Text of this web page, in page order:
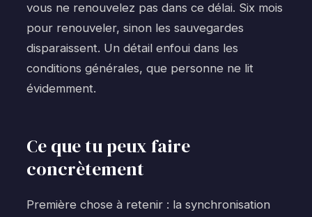
vous ne renouvelez pas dans ce délai. Six mois
pour renouveler, sinon les sauvegardes
disparaissent. Un détail enfoui dans les
conditions générales, que personne ne lit
évidemment.
Ce que tu peux faire
concrètement
Première chose à retenir : la synchronisation